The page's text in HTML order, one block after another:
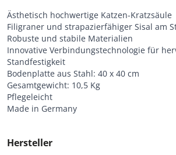
Ästhetisch hochwertige Katzen-Kratzsäule
Filigraner und strapazierfähiger Sisal am
Robuste und stabile Materialien
Innovative Verbindungstechnologie für
Standfestigkeit
Bodenplatte aus Stahl: 40 x 40 cm
Gesamtgewicht: 10,5 Kg
Pflegeleicht
Made in Germany
Hersteller